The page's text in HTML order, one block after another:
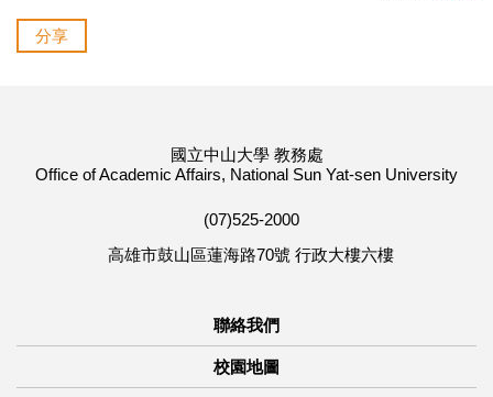
分享
國立中山大學 教務處
Office of Academic Affairs, National Sun Yat-sen University
(07)525-2000
高雄市鼓山區蓮海路70號 行政大樓六樓
聯絡我們
校園地圖